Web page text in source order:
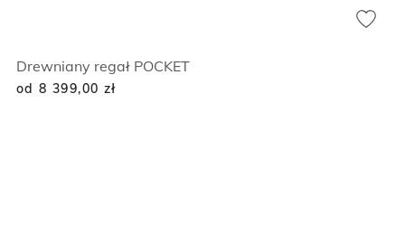
Drewniany regał POCKET
od 8 399,00 zł